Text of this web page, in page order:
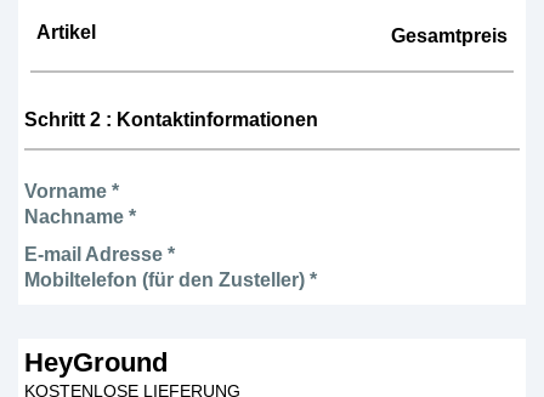
Artikel Gesamtpreis
Schritt 2 : Kontaktinformationen
Vorname *
Nachname *
E-mail Adresse *
Mobiltelefon (für den Zusteller) *
HeyGround
KOSTENLOSE LIEFERUNG